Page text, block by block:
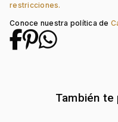
Piedra decoración:
restricciones.
Conoce nuestra política de
También